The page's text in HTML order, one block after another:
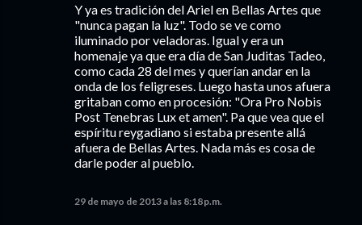
Y ya es tradición del Ariel en Bellas Artes que
"nunca pagan la luz". Todo se ve como
iluminado por veladoras. Igual y era un
homenaje ya que era día de San Juditas Tadeo,
como cada 28 del mes y querían andar en la
onda de los feligreses. Luego hasta unos afuera
gritaban como en procesión: "Ora Pro Nobis
Post Tenebras Lux et amen". Pa que vea que el
espíritu reygadiano si estaba presente allá
afuera de Bellas Artes. Nada más es cosa de
darle poder al pueblo.
29 de mayo de 2013 a las 8:18 p.m.